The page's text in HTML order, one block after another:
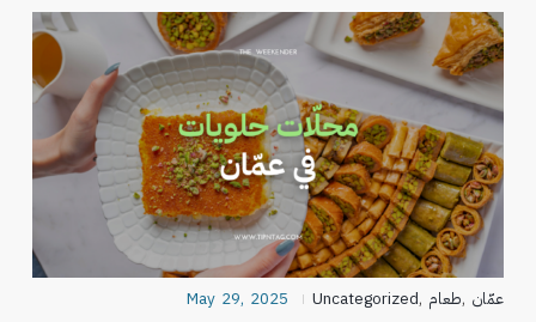
May 29, 2025 Uncategorized, طعام, عمّان